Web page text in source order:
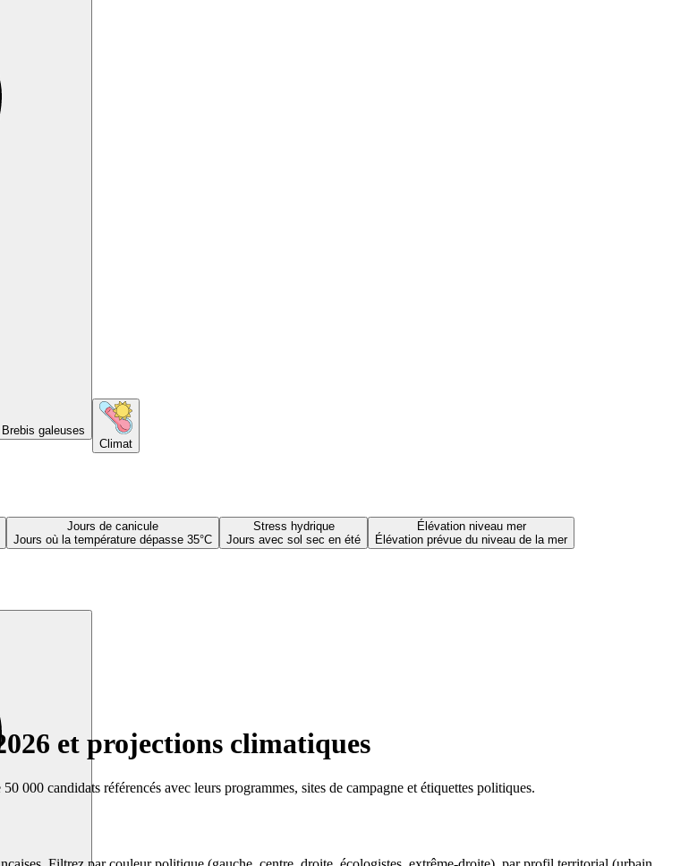
Brebis galeuses
Climat
Jours de canicule
Jours où la température dépasse 35°C
Stress hydrique
Jours avec sol sec en été
Élévation niveau mer
Élévation prévue du niveau de la mer
et projections climatiques
000 candidats référencés avec leurs programmes, sites de campagne et étiquettes politiques.